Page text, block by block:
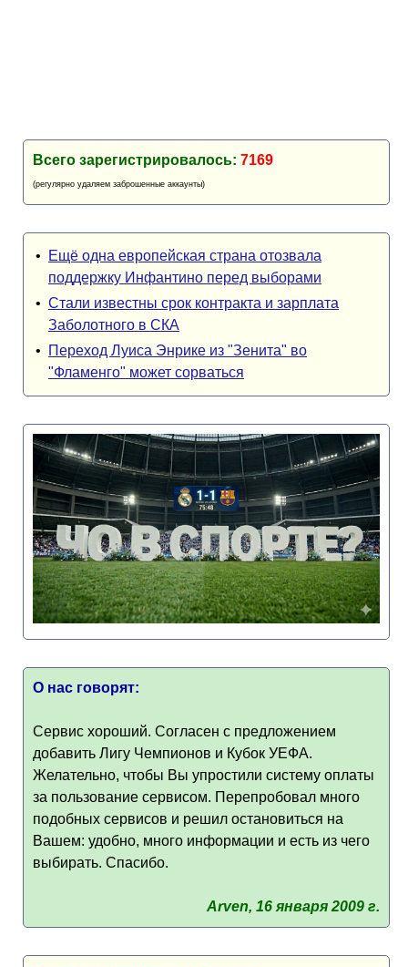
Всего зарегистрировалось: 7169
(регулярно удаляем заброшенные аккаунты)
•
Ещё одна европейская страна отозвала
поддержку Инфантино перед выборами
• Стали известны срок контракта и зарплата
Заболотного в СКА
•
Переход Луиса Энрике из "Зенита" во
"Фламенго" может сорваться
О нас говорят:
Сервис хороший. Согласен с предложением
добавить Лигу Чемпионов и Кубок УЕФА.
Желательно, чтобы Вы упростили систему оплаты
за пользование сервисом. Перепробовал много
подобных сервисов и решил остановиться на
Вашем: удобно, много информации и есть из чего
выбирать. Спасибо.
Arven, 16 января 2009 г.